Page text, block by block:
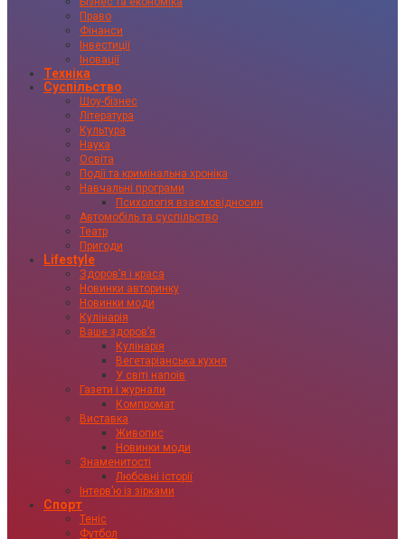
Право
Фінанси
Інвестиції
Іновації
Техніка
Суспільство
Шоу-бізнес
Література
Культура
Наука
Освіта
Події та кримінальна хроніка
Навчальні програми
Психологія взаємовідносин
Автомобіль та суспільство
Театр
Пригоди
Lifestyle
Здоровʼя і краса
Новинки авторинку
Новинки моди
Кулінарія
Ваше здоровʼя
Кулінарія
Вегетаріанська кухня
У світі напоїв
Газети і журнали
Компромат
Виставка
Живопис
Новинки моди
Знаменитості
Любовні історії
Інтервʼю із зірками
Спорт
Теніс
Футбол